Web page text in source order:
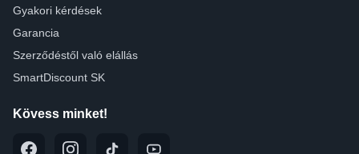
Gyakori kérdések
Garancia
Szerződéstől való elállás
SmartDiscount SK
Kövess minket!